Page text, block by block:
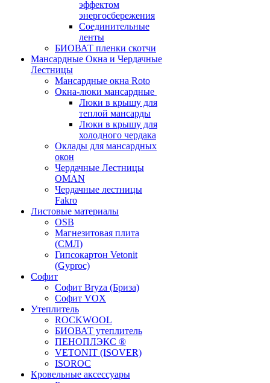
эффектом
энергосбережения
Соединительные
ленты
БИОВАТ пленки скотчи
Мансардные Окна и Чердачные
Лестницы
Мансардные окна Roto
Окна-люки мансардные
Люки в крышу для
теплой мансарды
Люки в крышу для
холодного чердака
Оклады для мансардных
окон
Чердачные Лестницы
OMAN
Чердачные лестницы
Fakro
Листовые материалы
OSB
Магнезитовая плита
(СМЛ)
Гипсокартон Vetonit
(Gyproc)
Софит
Софит Bryza (Бриза)
Софит VOX
Утеплитель
ROCKWOOL
БИОВАТ утеплитель
ПЕНОПЛЭКС ®
VETONIT (ISOVER)
ISOROC
Кровельные аксессуары